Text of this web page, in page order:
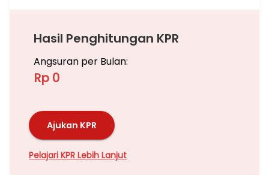
Hasil Penghitungan KPR
Angsuran per Bulan:
Rp 0
Ajukan KPR
Pelajari KPR Lebih Lanjut